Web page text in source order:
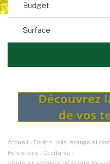
Budget
Surface
Accueil › Forêts, bois, étangs et
Forestière : Occitanie ›